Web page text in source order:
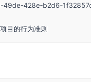
428e-b2d6-
目的行为准则